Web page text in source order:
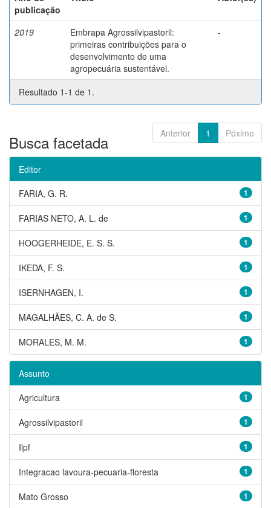
publicação
2019
Embrapa Agrossilvipastoril:
primeiras contribuições para o
desenvolvimento de uma
agropecuária sustentável.
-
Resultado 1-1 de 1.
Anterior 1 Póximo
Busca facetada
Editor
1
FARIA, G. R.
1
FARIAS NETO, A. L. de
1
HOOGERHEIDE, E. S. S.
1
IKEDA, F. S.
1
ISERNHAGEN, I.
1
MAGALHÃES, C. A. de S.
1
MORALES, M. M.
Assunto
1
Agricultura
1
Agrossilvipastoril
1
Ilpf
1
Integracao lavoura-pecuaria-floresta
1
Mato Grosso